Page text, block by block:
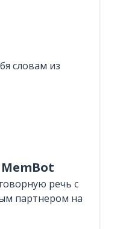
словам из
речь с
партнером на